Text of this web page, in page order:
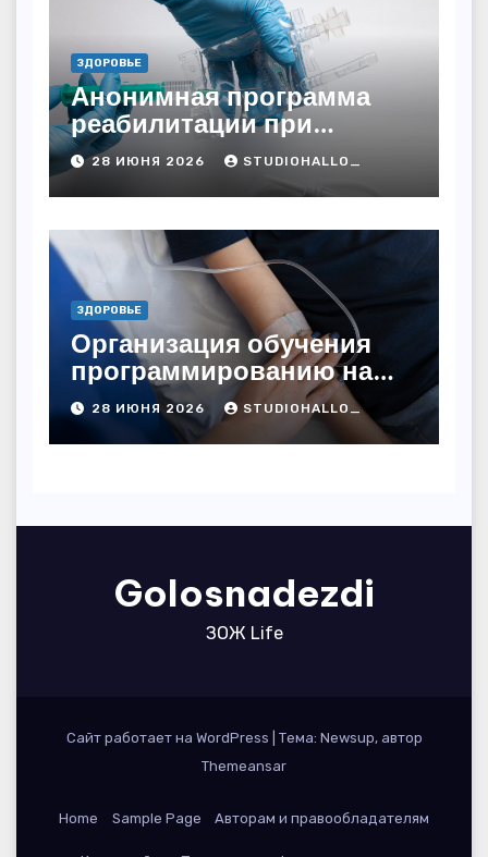
ЗДОРОВЬЕ
Анонимная программа
реабилитации при
алкогольной зависимости
с персональным
подходом и
лицензированными
врачами
28 ИЮНЯ 2026 STUDIOHALLO_
ЗДОРОВЬЕ
Организация обучения
программированию на
дому
28 ИЮНЯ 2026 STUDIOHALLO_
Golosnadezdi
ЗОЖ Life
Сайт работает на WordPress
Тема: Newsup, автор
Themeansar
Home Sample Page Авторам и правообладателям